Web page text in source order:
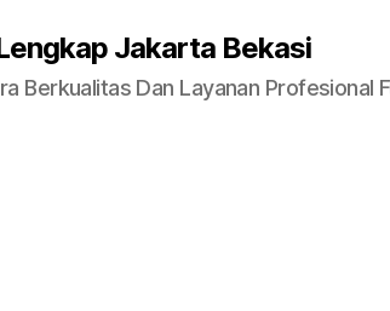
Jakarta Bekasi
Berkualitas Dan Layanan Profesional